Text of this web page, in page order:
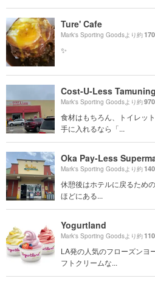
Ture' Cafe
Mark's Sporting Goodsより約
✨
Cost-U-Less Tamuning
Mark's Sporting Goodsより約
食材はもちろん、トイレッ
手に入れるなら「...
Oka Pay-Less
Mark's Sporting Goodsより約
休憩後はホテルに戻るため
ほどにある...
Yogurtland
Mark's Sporting Goodsより約
LA発の人気のフローズン
フトクリームな...